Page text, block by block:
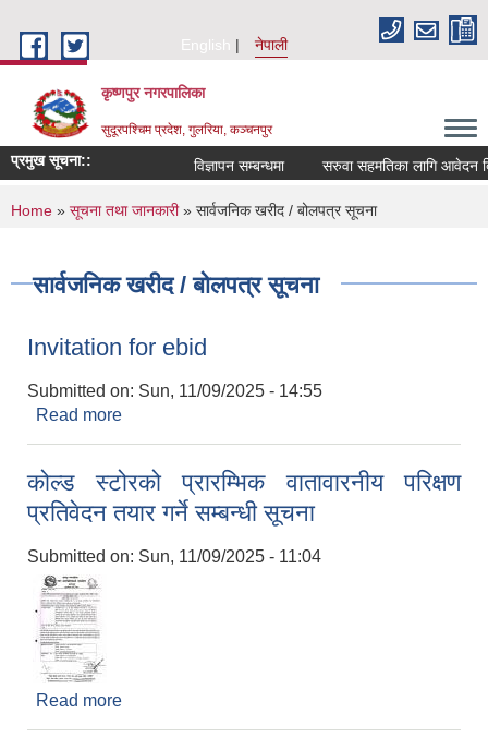
English
नेपाली
कृष्णपुर नगरपालिका
सुदूरपश्चिम प्रदेश, गुलरिया, कञ्चनपुर
प्रमुख सूचना:: विज्ञापन सम्बन्धमा सरुवा सहमतिका लागि आवेदन
You are here
Home » सूचना तथा जानकारी» सार्वजनिक खरीद / बोलपत्र सूचना
सार्वजनिक खरीद / बोलपत्र सूचना
Invitation for ebid
Submitted on: Sun, 11/09/2025 - 14:55
Read more
कोल्ड स्टोरको प्रारम्भिक वातावारनीय परिक्षण
प्रतिवेदन तयार गर्ने सम्बन्धी सूचना
Submitted on: Sun, 11/09/2025 - 11:04
Read more